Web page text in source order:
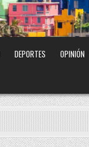
DEPORTES OPINIÓN